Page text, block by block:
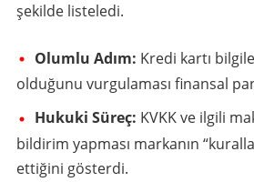
şekilde listeledi.
Olumlu Adım: Kredi kartı
olduğunu vurgulaması finansal
Hukuki Süreç: KVKK ve ilgili
bildirim yapması markanın
ettiğini gösterdi.